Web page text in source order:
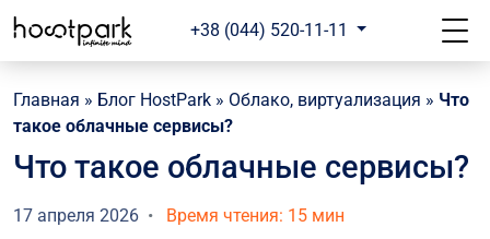
+38 (044) 520-11-11
Главная » Блог HostPark » Облако, виртуализация » Что
такое облачные сервисы?
Что такое облачные сервисы?
17 апреля 2026 Время чтения: 15 мин